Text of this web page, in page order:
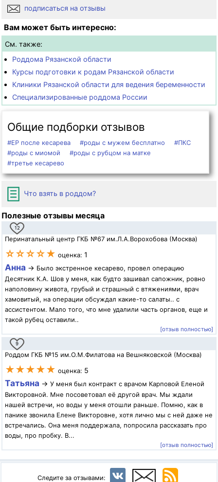
подписаться на отзывы
Вам может быть интересно:
См. также:
Роддома Рязанской области
Курсы подготовки к родам Рязанской области
Клиники Рязанской области для ведения беременности
Специализированные роддома России
Общие подборки отзывов
#ЕР после кесарева #роды с мужем бесплатно
#ПКС
#роды с миомой
#роды с рубцом на матке
#третье кесарево
Что взять в роддом?
Полезные отзывы месяца
12
Перинатальный центр ГКБ №67 им.Л.А.Ворохобова (Москва)
☆☆☆☆★ оценка: 1
Анна → Было экстренное кесарево, провел операцию
Десятник К.А. Шов у меня, как будто зашивал сапожник, ровно
наполовину живота, грубый и страшный с втяжениями, врач
хамовитый, на операции обсуждал какие-то салаты.. с
ассистентом. Мало того, что мне удалили часть органов, еще и
такой рубец оставили..
[отзыв полностью]
9
Роддом ГКБ №15 им.О.М.Филатова на Вешняковской (Москва)
★★★★★ оценка: 5
Татьяна → У меня был контракт с врачом Карповой Еленой
Викторовной. Мне посоветовал её другой врач. Мы ждали
нашей встречи, но воды у меня отошли раньше. Помню, как в
панике звонила Елене Викторовне, хотя лично мы с ней даже не
встречались. Она меня поддержала, попросила рассказать про
воды, про пробку. В...
[отзыв полностью]
Следите за отзывами: